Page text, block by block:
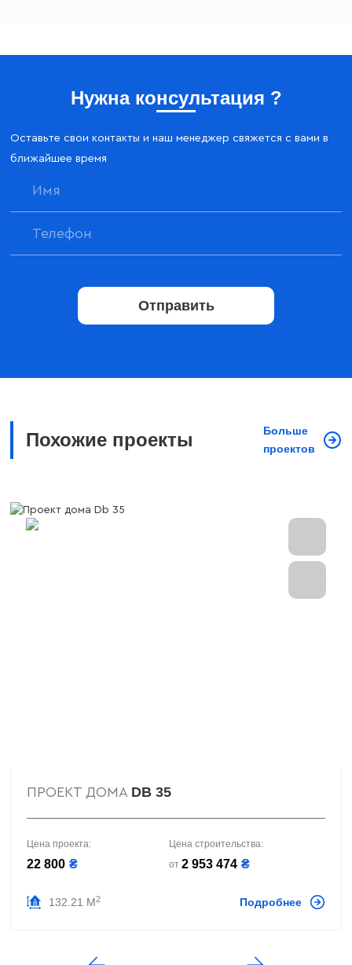
Нужна консультация ?
Оставьте свои контакты и наш менеджер свяжется с вами в
ближайшее время
Отправить
Похожие проекты
Больше
проектов
ПРОЕКТ ДОМА DB 35
Цена проекта:
22 800 ₴
Цена строительства:
от 2 953 474 ₴
132.21 М2 Подробнее